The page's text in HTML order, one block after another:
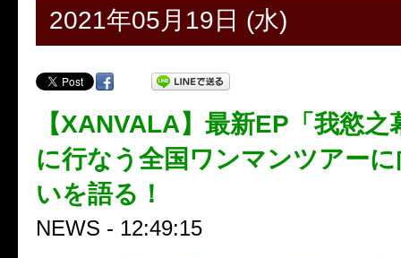
2021年05月19日 (水)
【XANVALA】最新EP「我慾之
に行なう全国ワンマンツアー
いを語る！
NEWS - 12:49:15